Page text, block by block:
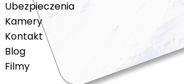
Ubezpieczenia
Kamery
Kontakt
Blog
Filmy